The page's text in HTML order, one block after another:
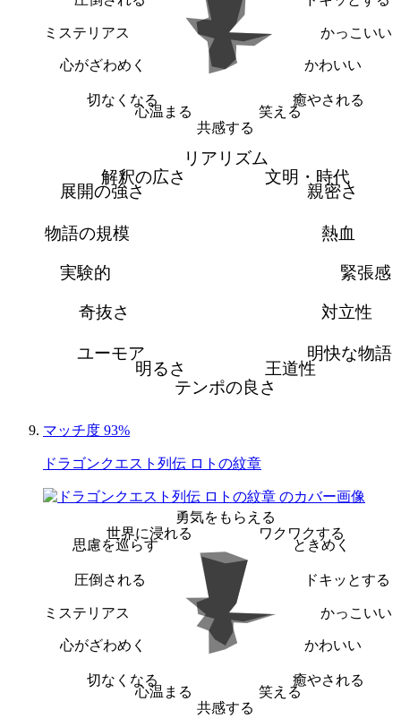
かっこいい
かわいい
癒やされる
笑える
共感する
心温まる
切なくなる
心がざわめく
ミステリアス
リアリズム
文明・時代
親密さ
熱血
緊張感
対立性
明快な物語
王道性
テンポの良さ
明るさ
ユーモア
奇抜さ
実験的
物語の規模
展開の強さ
解釈の広さ
マッチ度 93%
ドラゴンクエスト列伝 ロトの紋章
勇気をもらえる
ワクワクする
ときめく
ドキッとする
かっこいい
かわいい
癒やされる
笑える
共感する
心温まる
切なくなる
心がざわめく
ミステリアス
圧倒される
思慮を巡らす
世界に浸れる